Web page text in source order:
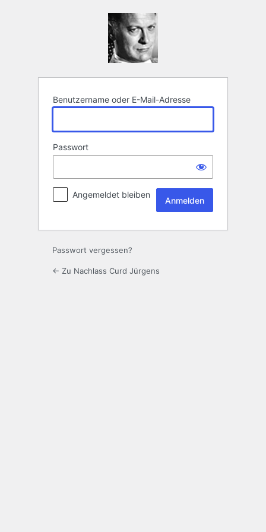
Benutzername oder E-Mail-Adresse
Passwort
Angemeldet bleiben
Passwort vergessen?
← Zu Nachlass Curd Jürgens